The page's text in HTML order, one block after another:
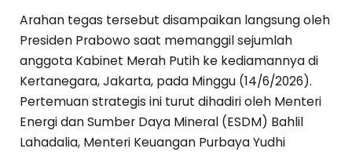
Arahan tegas tersebut disampaikan langsung oleh
Presiden Prabowo saat memanggil sejumlah
anggota Kabinet Merah Putih ke kediamannya di
Kertanegara, Jakarta, pada Minggu (14/6/2026).
Pertemuan strategis ini turut dihadiri oleh Menteri
Energi dan Sumber Daya Mineral (ESDM) Bahlil
Lahadalia, Menteri Keuangan Purbaya Yudhi